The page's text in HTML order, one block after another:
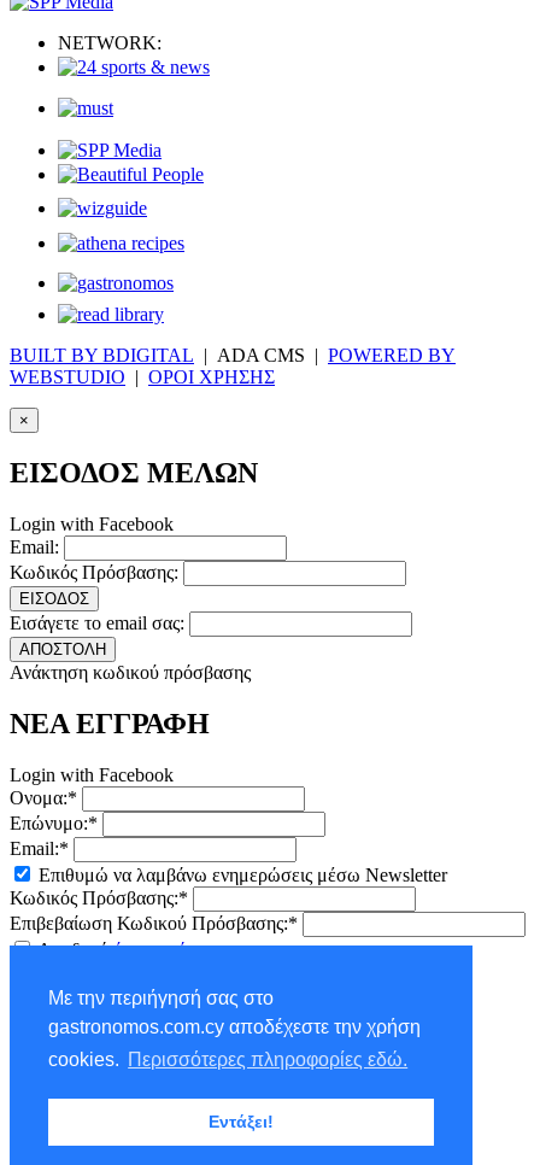
Με την περιήγησή σας στο
gastronomos.com.cy αποδέχεστε την χρήση
cookies. Περισσότερες πληροφορίες εδώ.
Εντάξει!
NETWORK:
BUILT BY BDIGITAL | ADA CMS | POWERED BY
WEBSTUDIO | ΟΡΟΙ ΧΡΗΣΗΣ
×
ΕΙΣΟΔΟΣ ΜΕΛΩΝ
Login with Facebook
Email:
Κωδικός Πρόσβασης:
ΕΙΣΟΔΟΣ
Εισάγετε το email σας:
ΑΠΟΣΤΟΛΗ
Ανάκτηση κωδικού πρόσβασης
ΝΕΑ ΕΓΓΡΑΦΗ
Login with Facebook
Ονομα:*
Επώνυμο:*
Email:*
Επιθυμώ να λαμβάνω ενημερώσεις μέσω Newsletter
Κωδικός Πρόσβασης:*
Επιβεβαίωση Κωδικού Πρόσβασης:*
Αποδοχήόρων χρήσης
NEWSLETTER - ΕΓΓΡΑΦΗ
Ονομα:*